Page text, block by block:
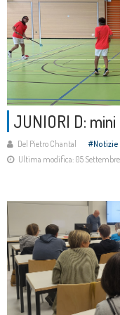
JUNIORI D:
Del Pietro Chantal Notizie
Ultima modifica: 05